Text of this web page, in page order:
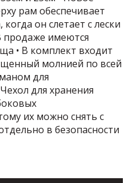
рам обеспечивает
он слетает с лески
продаже имеются
• В комплект входит
молнией по всей
для
для хранения
их можно снять с
в безопасности